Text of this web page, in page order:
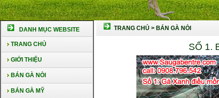
DANH MỤC WEBSITE
TRANG CHỦ
GIỚI THIỆU
BÁN GÀ NÒI
BÁN GÀ MỸ
TRANG CHỦ > BÁN GÀ NÒI
SỐ 1.